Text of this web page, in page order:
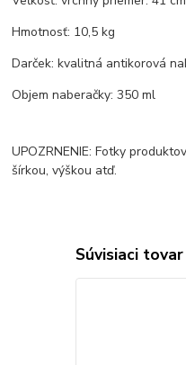
Hmotnosť: 10,5 kg
Darček: kvalitná antikorová
Objem naberačky: 350 ml
UPOZRNENIE: Fotky
šírkou, výškou atď.
Súvisiaci tovar